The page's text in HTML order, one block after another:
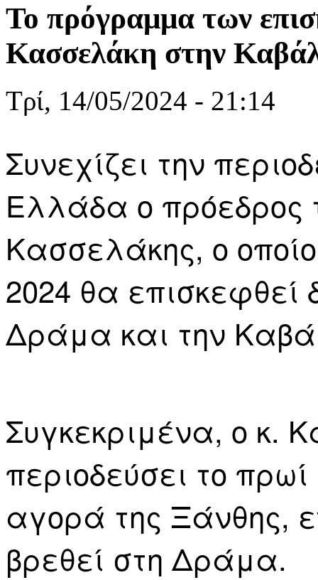
Το πρόγραμμα των
Κασσελάκη στην
Τρί, 14/05/2024 - 21:14
Συνεχίζει την
Ελλάδα ο πρόεδρος
Κασσελάκης, ο
2024 θα επισκεφθεί
Δράμα και την
Συγκεκριμένα, ο κ.
περιοδεύσει το
αγορά της Ξάνθης,
βρεθεί στη Δράμα.